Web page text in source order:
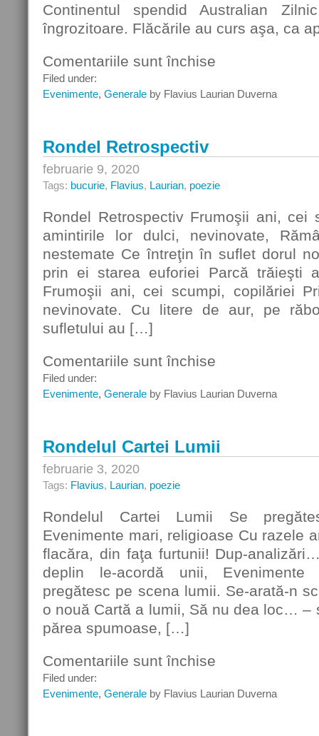
Continentul spendid Australian
îngrozitoare. Flăcările au curs aşa, ca
Comentariile sunt închise
Australian
Filed under:
Evenimente, Generale by Flavius Laurian Duverna
Rondel Retrospectiv
februarie 9, 2020
Tags: bucurie, Flavius, Laurian, poezie
Rondel Retrospectiv Frumoşii ani, cei
amintirile lor dulci, nevinovate,
nestemate Ce întreţin în suflet dorul
prin ei starea euforiei Parcă trăieşti
Frumoşii ani, cei scumpi, copilăriei
nevinovate. Cu litere de aur, pe
sufletului au […]
Comentariile sunt închise
Retrospectiv
Filed under:
Evenimente, Generale by Flavius Laurian Duverna
Rondelul Cartei Lumii
februarie 3, 2020
Tags: Flavius, Laurian, poezie
Rondelul Cartei Lumii Se
Evenimente mari, religioase Cu razele
flacăra, din faţa furtunii! Dup-
deplin le-acordă unii,
pregătesc pe scena lumii. Se-arată-n
o nouă Cartă a lumii, Să nu dea loc… –
părea spumoase, […]
Comentariile sunt închise
Cartei
Filed under:
Evenimente, Generale by Flavius Laurian Duverna